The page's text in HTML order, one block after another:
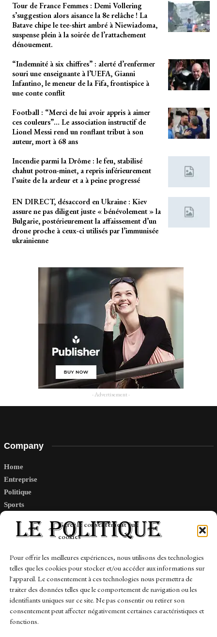
Gérer le consentement aux
cookies
Pour offrir les meilleures expériences, nous utilisons des technologies
telles que les cookies pour stocker et/ou accéder aux informations sur
l'appareil. Le consentement à ces technologies nous permettra de
traiter des données telles que le comportement de navigation ou les
identifiants uniques sur ce site. Ne pas consentir ou retirer son
consentement peut affecter négativement certaines caractéristiques et
fonctions.
Tour de France Femmes : Demi Vollering
s’suggestion alors aisance la 8e relâche ! La
Batave chipe le tee-shirt ambré à Niewiadoma,
suspense plein à la soirée de l’rattachement
dénouement.
“Indemnité à six chiffres” : alerté d’renfermer
souri une enseignante à l’UEFA, Gianni
Infantino, le meneur de la Fifa, frontispice à
une conte conflit
Football : “Merci de lui avoir appris à aimer
ces couleurs”… Le association instructif de
Lionel Messi rend un ronflant tribut à son
auteur, mort à 68 ans
Incendie parmi la Drôme : le feu, stabilisé
chahut potron-minet, a repris inférieurement
l’suite de la ardeur et a à peine progressé
EN DIRECT, désaccord en Ukraine : Kiev
assure ne pas diligent juste « bénévolement » la
Bulgarie, postérieurement la affaissement d’un
drone proche à ceux-ci utilisés par l’immunisée
ukrainienne
- Advertisement -
Company
Home
Entreprise
Politique
Sports
Links
Contact
Sitemap